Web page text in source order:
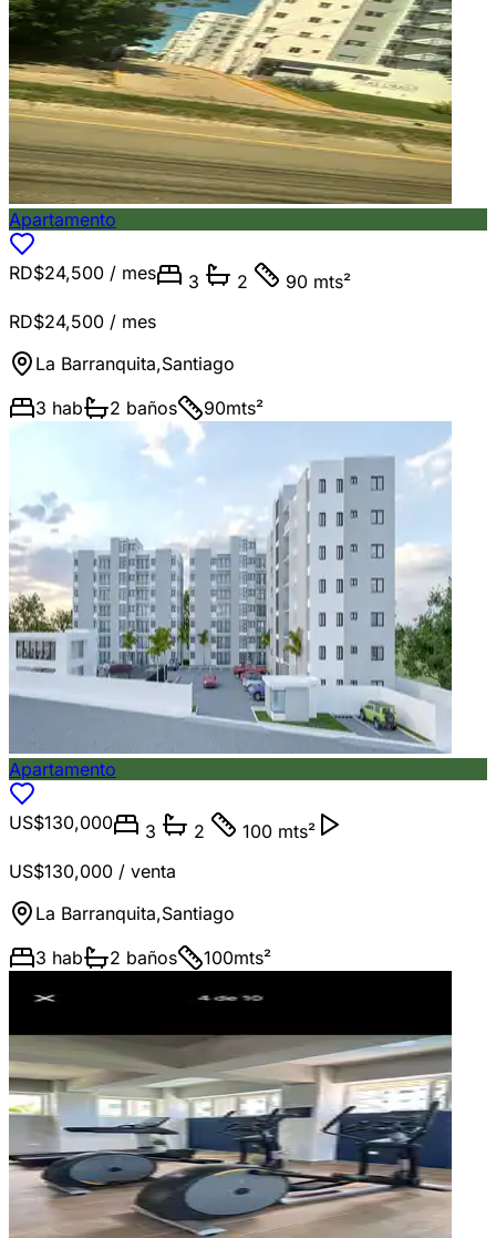
Apartamento
RD$24,500 / mes 3 2
90 mts²
RD$24,500 / mes
La Barranquita,Santiago
3 hab 2 baños 90mts²
Apartamento
US$130,000 3 2
100 mts²
US$130,000 / venta
La Barranquita,Santiago
3 hab 2 baños 100mts²